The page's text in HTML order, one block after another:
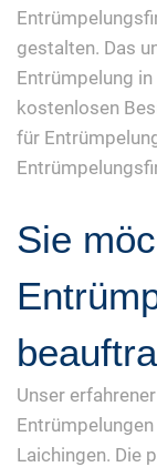
gestalten. Das
Entrümpelung
kostenlosen
für
Sie
Unser
Laichingen. Die